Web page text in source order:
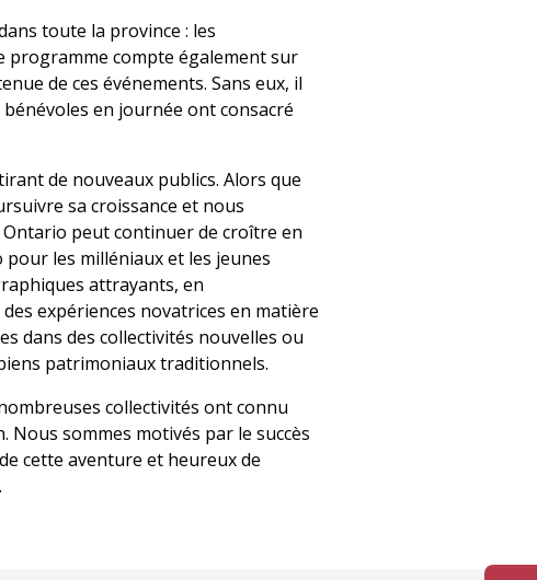
toute la province : les
programme compte également sur
de ces événements. Sans eux, il
en journée ont consacré
de nouveaux publics. Alors que
sa croissance et nous
peut continuer de croître en
les milléniaux et les jeunes
attrayants, en
expériences novatrices en matière
dans des collectivités nouvelles ou
patrimoniaux traditionnels.
collectivités ont connu
sommes motivés par le succès
cette aventure et heureux de